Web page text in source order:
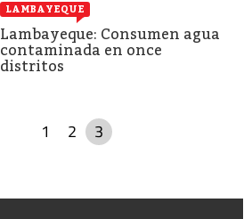
LAMBAYEQUE
Lambayeque: Consumen agua
contaminada en once
distritos
1 2 3